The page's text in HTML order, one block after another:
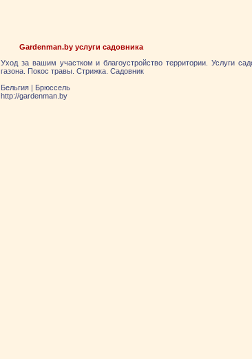
Gardenman.by услуги садовника
Уход за вашим участком и благоустройство территории. Услуги
газона. Покос травы. Стрижка. Садовник
Бельгия | Брюссель
http://gardenman.by